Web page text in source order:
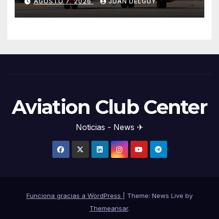
Aviation Club Center
Noticias - News ✈
Funciona gracias a WordPress
Theme: News Live by
Themeansar.